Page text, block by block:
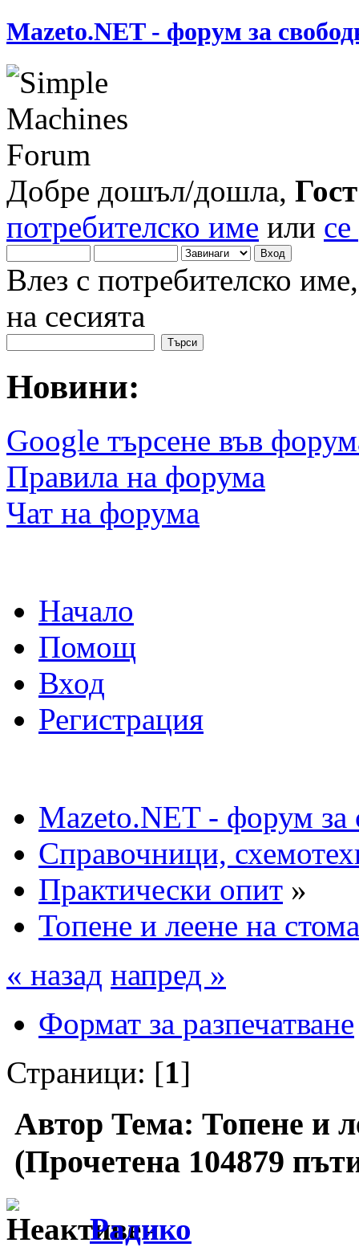
Mazeto.NET - форум за
Добре дошъл/дошла, Гост
потребителско име или
Влез с потребителско
на сесията
Новини:
Google търсене във
Правила на форума
Чат на форума
Начало
Помощ
Вход
Регистрация
Mazeto.NET - форум за
Справочници,
Практически опит »
Топене и леене на
« назад напред »
Формат за разпечатване
Страници: [1]
Автор Тема: Топене и
(Прочетена 104879
Радико